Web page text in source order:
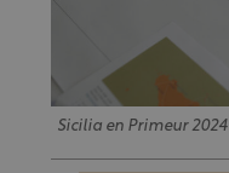
Sicilia en Primeur 2024